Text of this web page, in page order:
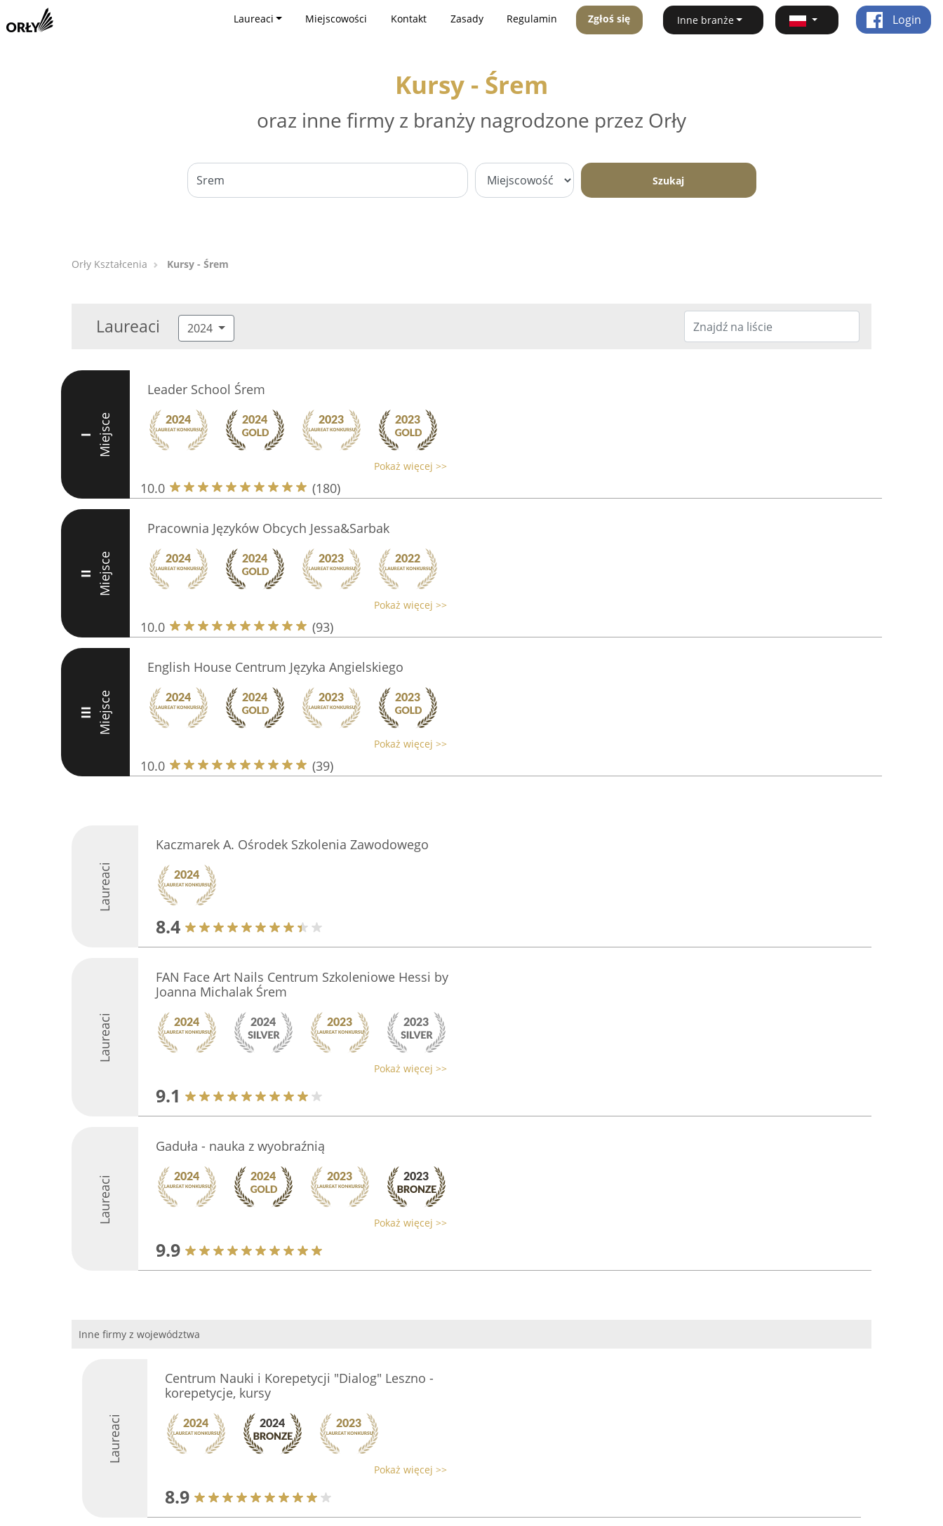
Laureaci Miejscowości Kontakt Zasady Regulamin Zgłoś się Inne branże Login
Kursy - Śrem
oraz inne firmy z branży nagrodzone przez Orły
Szukaj
Orły Kształcenia Kursy - Śrem
Laureaci 2024
I Miejsce
Leader School Śrem
Pokaż więcej >>
10.0 (180)
II Miejsce
Pracownia Języków Obcych Jessa&Sarbak
Pokaż więcej >>
10.0 (93)
III Miejsce
English House Centrum Języka Angielskiego
Pokaż więcej >>
10.0 (39)
Laureaci
Kaczmarek A. Ośrodek Szkolenia Zawodowego
8.4
Laureaci
FAN Face Art Nails Centrum Szkoleniowe Hessi by
Joanna Michalak Śrem
Pokaż więcej >>
9.1
Laureaci
Gaduła - nauka z wyobraźnią
Pokaż więcej >>
9.9
Inne firmy z województwa
Laureaci
Centrum Nauki i Korepetycji "Dialog" Leszno -
korepetycje, kursy
Pokaż więcej >>
8.9